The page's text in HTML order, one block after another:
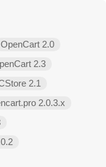
OpenCart 2.0
2.3
2.1
2.0.3.х